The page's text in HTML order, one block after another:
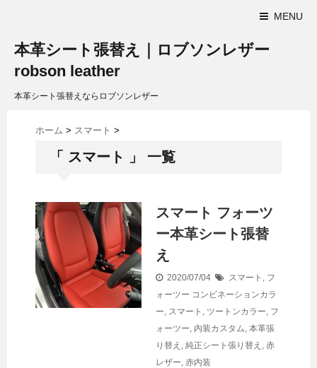
MENU
本革シート張替え｜ロブソンレザー
robson leather
本革シート張替えならロブソンレザー
ホーム > スマート >
「 スマート 」 一覧
スマート フォーツ
ー本革シート張替
え
2020/07/04 スマート , フ
ォーツー コンビネーションカラ
ー, スマート , ツートンカラー, フ
ォーツー, 内装カスタム, 本革張
り替え , 純正シート張り替え , 赤
レザー, 赤内装